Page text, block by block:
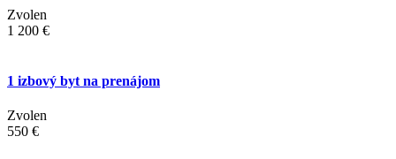
Zvolen
1 200 €
1 izbový byt na prenájom
Zvolen
550 €